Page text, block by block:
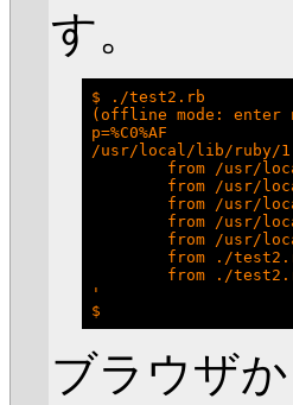
す。
$ ./test2.rb
(offline mode: enter
p=%C0%AF
/usr/local/lib/ruby/
from /usr/
from /usr/
from /usr/
from /usr/
from /usr/
from ./
from ./
'
ブラウザ